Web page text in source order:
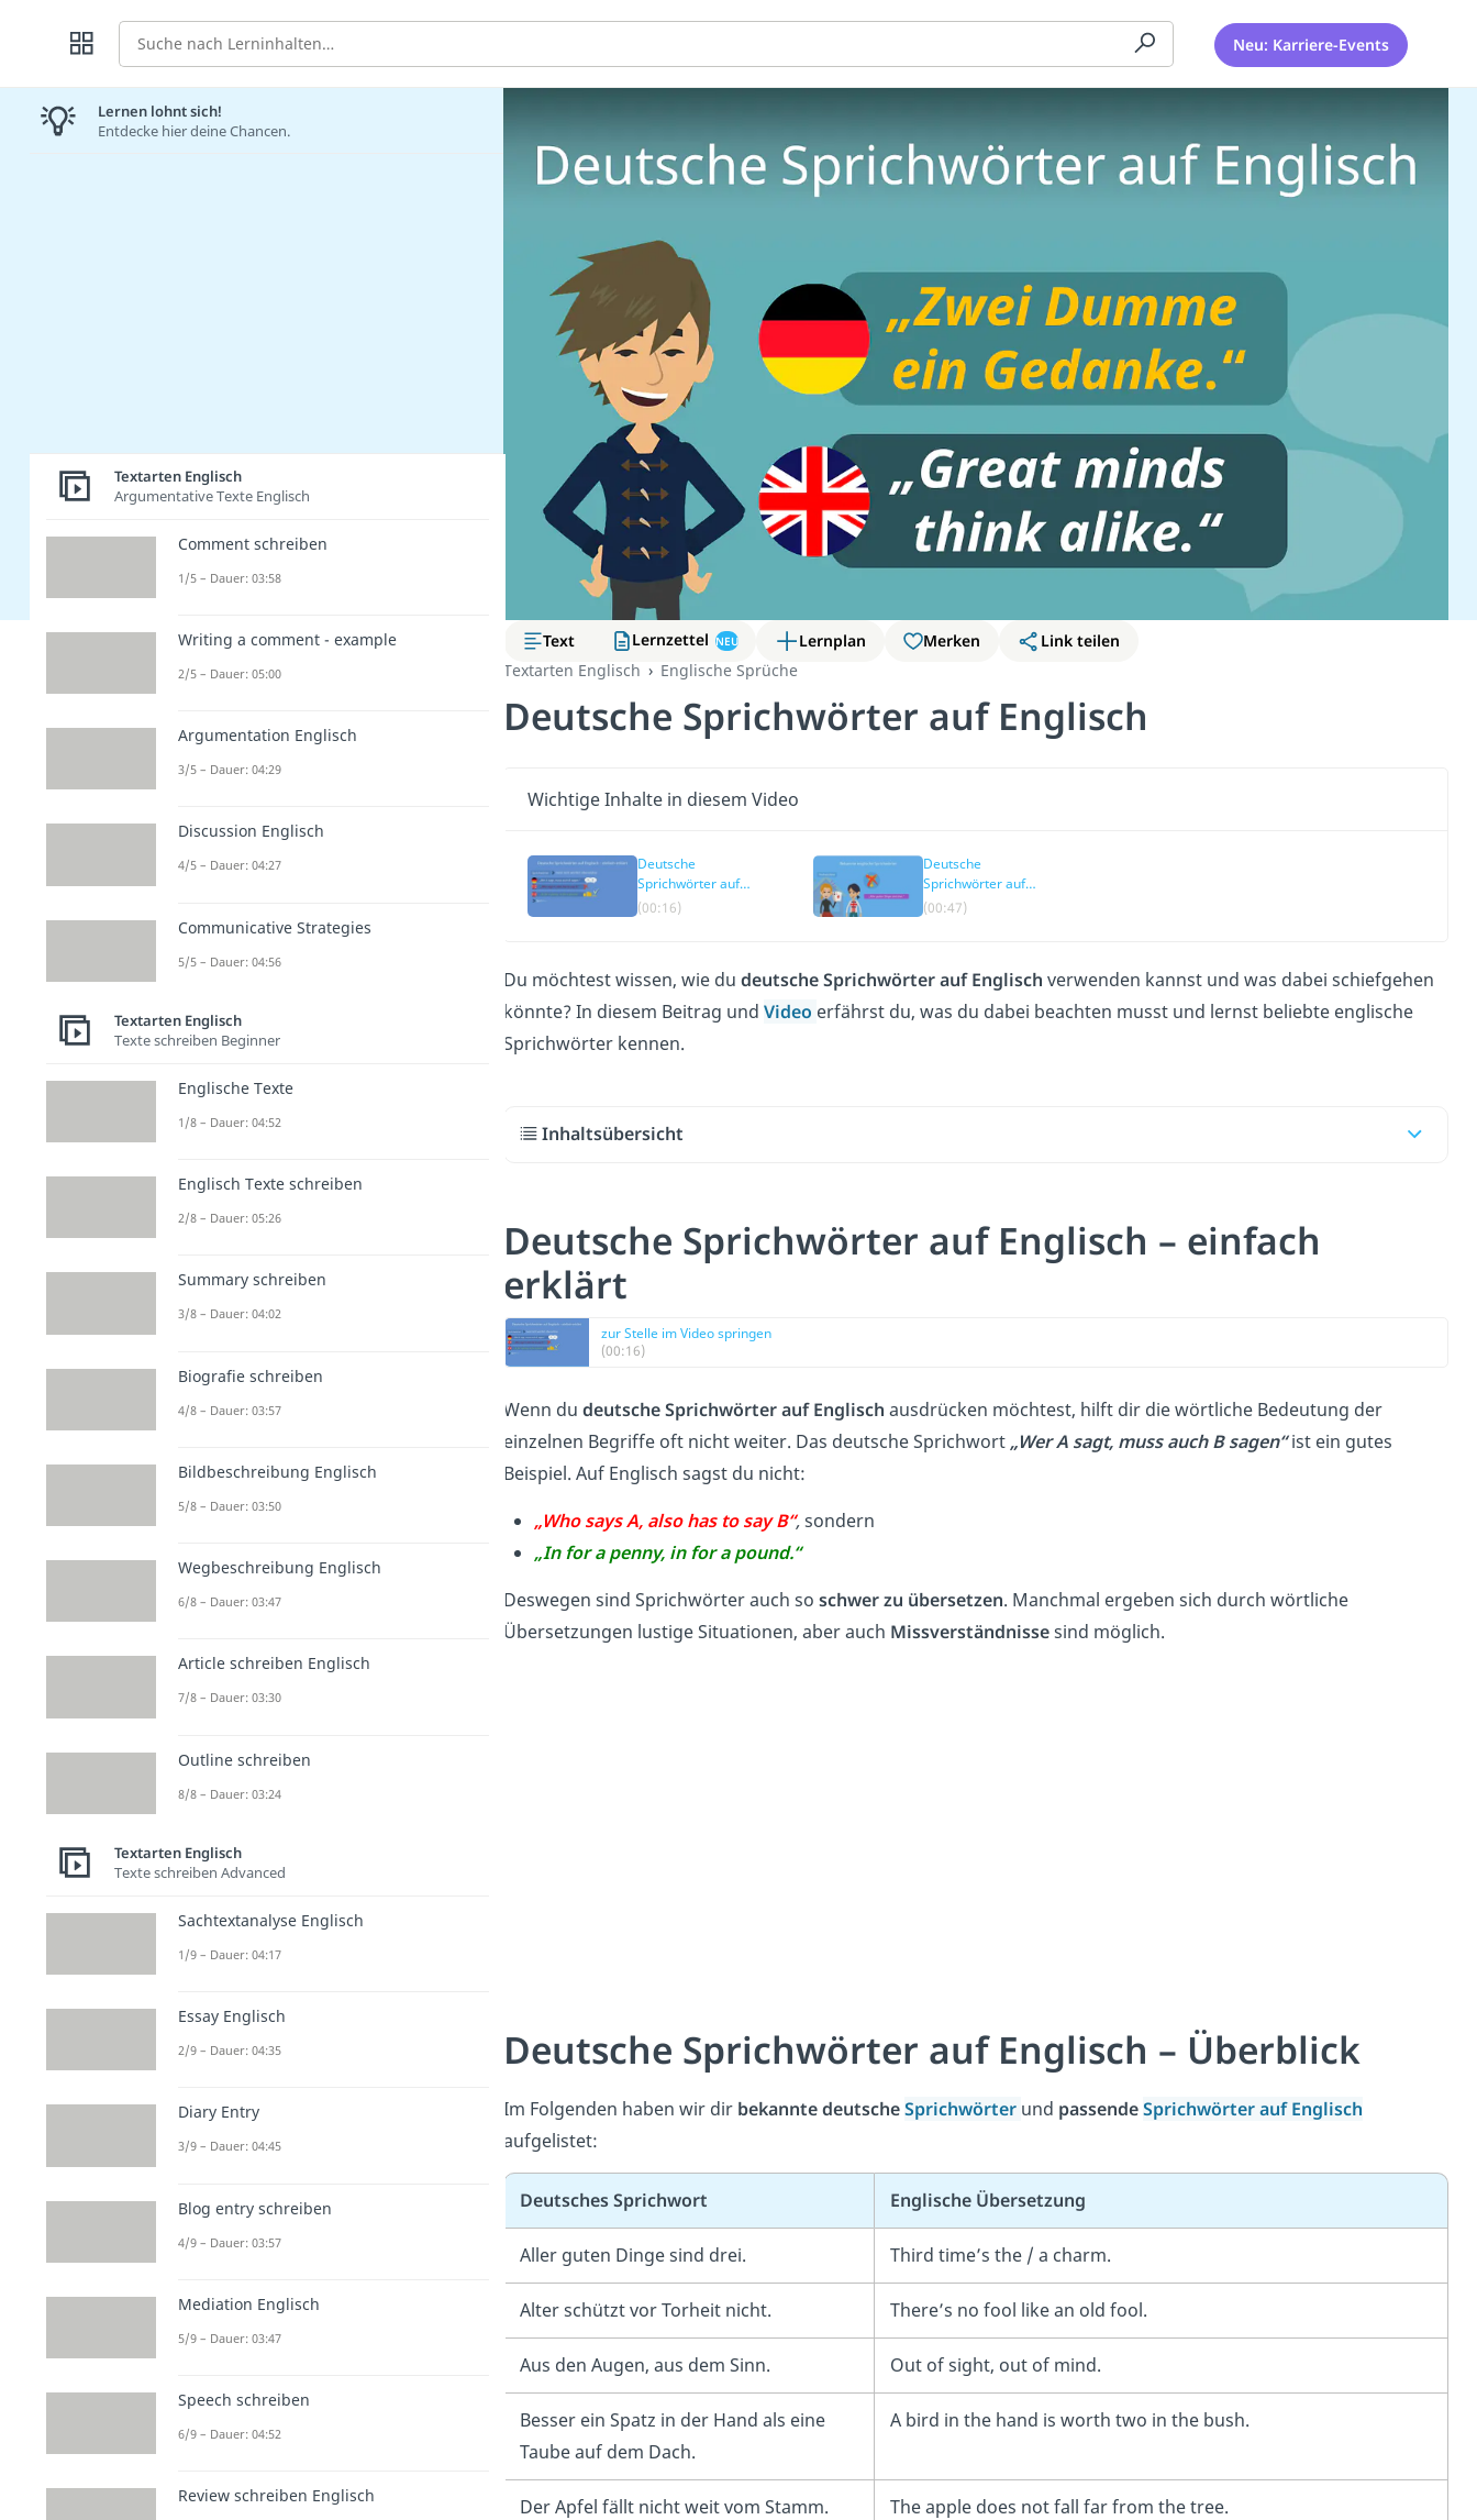
Suche Neu: Karriere-Events
Text Lernzettel NEU Lernplan Merken
Link teilen
Textarten Englisch
Englische Sprüche
Deutsche Sprichwörter auf Englisch
Wichtige Inhalte in diesem Video
Deutsche
Sprichwörter auf
Englisch – einfach
(00:16)
Deutsche
Sprichwörter auf
Englisch – lustige
(00:47)
Du möchtest wissen, wie du deutsche Sprichwörter auf Englisch verwenden kannst und was dabei schiefgehen
könnte? In diesem Beitrag und Video erfährst du, was du dabei beachten musst und lernst beliebte englische
Sprichwörter kennen.
Inhaltsübersicht
Deutsche Sprichwörter auf Englisch – einfach
erklärt
zur Stelle im Video springen
(00:16)
Wenn du deutsche Sprichwörter auf Englisch ausdrücken möchtest, hilft dir diewörtliche Bedeutung der
einzelnen Begriffe oft nicht weiter. Das deutsche Sprichwort „Wer A sagt, muss auch B sagen“ist ein gutes
Beispiel. Auf Englisch sagst du nicht:
„Who says A, also has to say B“,sondern
„In for a penny, in for a pound.“
Deswegen sind Sprichwörter auch so schwer zu übersetzen. Manchmal ergeben sich durch wörtliche
Übersetzungen lustige Situationen, aber auch Missverständnissesind möglich.
Deutsche Sprichwörter auf Englisch – Überblick
Im Folgenden haben wir dir bekannte deutscheSprichwörter und passendeSprichwörter auf Englisch
aufgelistet:
Deutsches Sprichwort Englische Übersetzung
Aller guten Dinge sind drei. Third time’s the / a charm.
Alter schützt vor Torheit nicht. There’s no fool like an old fool.
Aus den Augen, aus dem Sinn. Out of sight, out of mind.
Besser ein Spatz in der Hand als eine
Taube auf dem Dach.
A bird in the hand is worth two in the bush.
Der Apfel fällt nicht weit vom Stamm. The apple does not fall far from the tree.
Lernen lohnt sich!
Entdecke hier deine Chancen.
Textarten Englisch
Argumentative Texte Englisch
Comment schreiben
1/5 – Dauer: 03:58
Writing a comment - example
2/5 – Dauer: 05:00
Argumentation Englisch
3/5 – Dauer: 04:29
Discussion Englisch
4/5 – Dauer: 04:27
Communicative Strategies
5/5 – Dauer: 04:56
Textarten Englisch
Texte schreiben Beginner
Englische Texte
1/8 – Dauer: 04:52
Englisch Texte schreiben
2/8 – Dauer: 05:26
Summary schreiben
3/8 – Dauer: 04:02
Biografie schreiben
4/8 – Dauer: 03:57
Bildbeschreibung Englisch
5/8 – Dauer: 03:50
Wegbeschreibung Englisch
6/8 – Dauer: 03:47
Article schreiben Englisch
7/8 – Dauer: 03:30
Outline schreiben
8/8 – Dauer: 03:24
Textarten Englisch
Texte schreiben Advanced
Sachtextanalyse Englisch
1/9 – Dauer: 04:17
Essay Englisch
2/9 – Dauer: 04:35
Diary Entry
3/9 – Dauer: 04:45
Blog entry schreiben
4/9 – Dauer: 03:57
Mediation Englisch
5/9 – Dauer: 03:47
Speech schreiben
6/9 – Dauer: 04:52
Review schreiben Englisch